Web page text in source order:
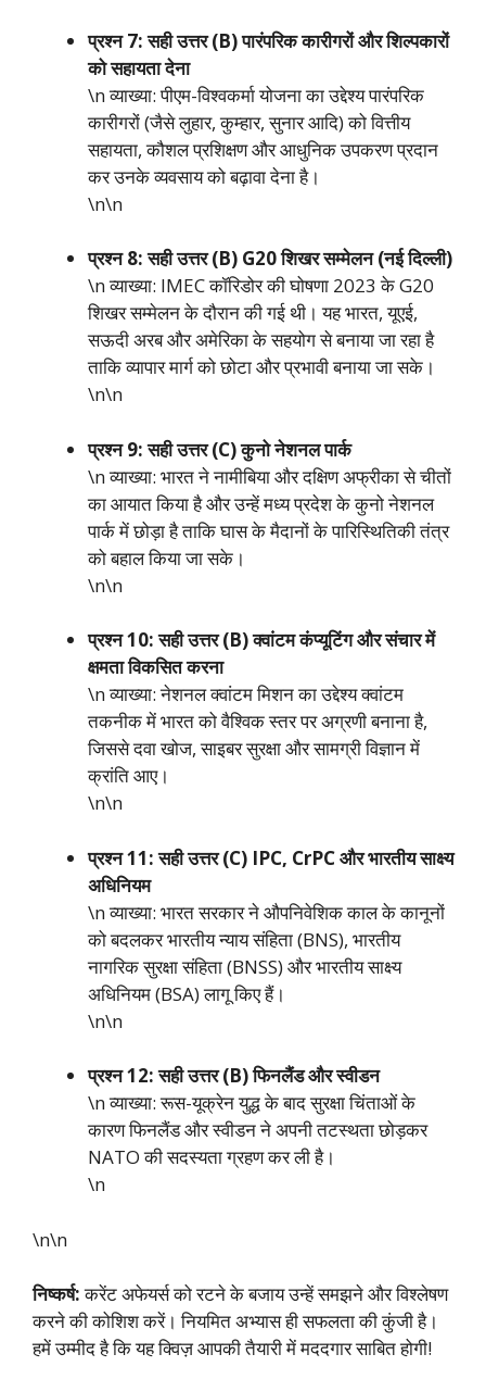
प्रश्न 7: सही उत्तर (B) पारंपरिक कारीगरों और शिल्पकारों
को सहायता देना
\n व्याख्या: पीएम-विश्वकर्मा योजना का उद्देश्य पारंपरिक
कारीगरों (जैसे लुहार, कुम्हार, सुनार आदि) को वित्तीय
सहायता, कौशल प्रशिक्षण और आधुनिक उपकरण प्रदान
कर उनके व्यवसाय को बढ़ावा देना है।
\n\n
प्रश्न 8: सही उत्तर (B) G20 शिखर सम्मेलन (नई दिल्ली)
\n व्याख्या: IMEC कॉरिडोर की घोषणा 2023 के G20
शिखर सम्मेलन के दौरान की गई थी। यह भारत, यूएई,
सऊदी अरब और अमेरिका के सहयोग से बनाया जा रहा है
ताकि व्यापार मार्ग को छोटा और प्रभावी बनाया जा सके।
\n\n
प्रश्न 9: सही उत्तर (C) कुनो नेशनल पार्क
\n व्याख्या: भारत ने नामीबिया और दक्षिण अफ्रीका से चीतों
का आयात किया है और उन्हें मध्य प्रदेश के कुनो नेशनल
पार्क में छोड़ा है ताकि घास के मैदानों के पारिस्थितिकी तंत्र
को बहाल किया जा सके।
\n\n
प्रश्न 10: सही उत्तर (B) क्वांटम कंप्यूटिंग और संचार में
क्षमता विकसित करना
\n व्याख्या: नेशनल क्वांटम मिशन का उद्देश्य क्वांटम
तकनीक में भारत को वैश्विक स्तर पर अग्रणी बनाना है,
जिससे दवा खोज, साइबर सुरक्षा और सामग्री विज्ञान में
क्रांति आए।
\n\n
प्रश्न 11: सही उत्तर (C) IPC, CrPC और भारतीय साक्ष्य
अधिनियम
\n व्याख्या: भारत सरकार ने औपनिवेशिक काल के कानूनों
को बदलकर भारतीय न्याय संहिता (BNS), भारतीय
नागरिक सुरक्षा संहिता (BNSS) और भारतीय साक्ष्य
अधिनियम (BSA) लागू किए हैं।
\n\n
प्रश्न 12: सही उत्तर (B) फिनलैंड और स्वीडन
\n व्याख्या: रूस-यूक्रेन युद्ध के बाद सुरक्षा चिंताओं के
कारण फिनलैंड और स्वीडन ने अपनी तटस्थता छोड़कर
NATO की सदस्यता ग्रहण कर ली है।
\n
\n\n
निष्कर्ष:करेंट अफेयर्स को रटने के बजाय उन्हें समझने और विश्लेषण
करने की कोशिश करें। नियमित अभ्यास ही सफलता की कुंजी है।
हमें उम्मीद है कि यह क्विज़ आपकी तैयारी में मददगार साबित होगी!